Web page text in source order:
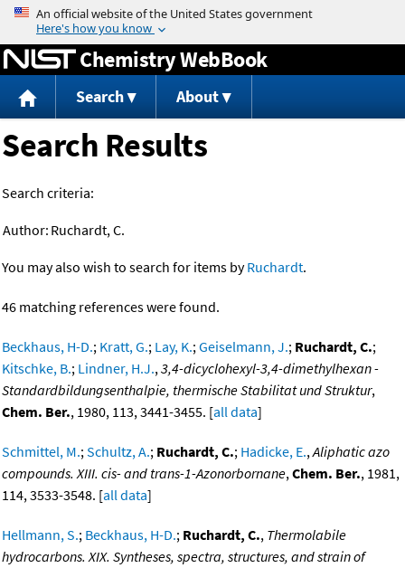
Jump to content
Chemistry WebBook
Search About
Search Results
Search criteria:
Author: Ruchardt, C.
You may also wish to search for items byRuchardt.
46 matching references were found.
Beckhaus, H-D.; Kratt, G.; Lay, K.;Geiselmann, J.; Ruchardt, C.;
Kitschke, B.; Lindner, H.J.,3,4-dicyclohexyl-3,4-dimethylhexan -
Standardbildungsenthalpie, thermische Stabilitat und Struktur,
Chem. Ber., 1980, 113, 3441-3455. [all data]
Schmittel, M.;Schultz, A.; Ruchardt, C.; Hadicke, E.,Aliphatic azo
compounds. XIII. cis- and trans-1-Azonorbornane,Chem. Ber., 1981,
114, 3533-3548. [all data]
Hellmann, S.; Beckhaus, H-D.; Ruchardt, C., Thermolabile
hydrocarbons. XIX. Syntheses, spectra, structures, and strain of